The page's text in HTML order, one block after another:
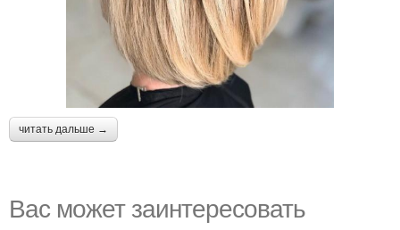
читать дальше →
Вас может заинтересовать